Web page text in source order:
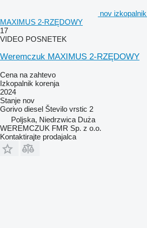
nov
MAXIMUS 2-RZĘDOWY
17
VIDEO POSNETEK
Weremczuk MAXIMUS 2-RZĘDOWY
Cena na zahtevo
Izkopalnik korenja
2024
Stanje nov
Gorivo diesel Število vrstic 2
Poljska, Niedrzwica Duża
WEREMCZUK FMR Sp. z o.o.
Kontaktirajte prodajalca